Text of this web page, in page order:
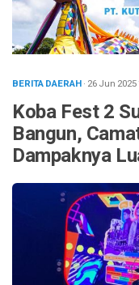
BERITA DAERAH· 26 Jun 2025
Koba Fest 2
Bangun,
Dampaknya